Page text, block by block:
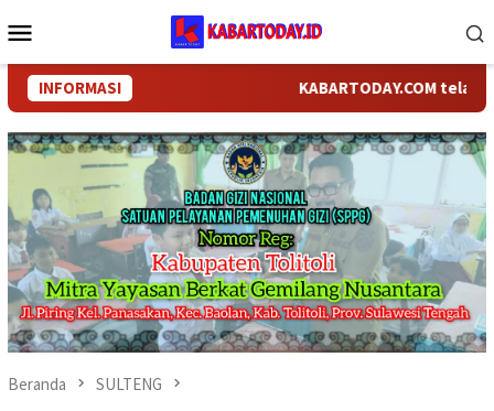
ke
Mobile
INFORMASI KABARTODAY.COM telah
Beranda SULTENG